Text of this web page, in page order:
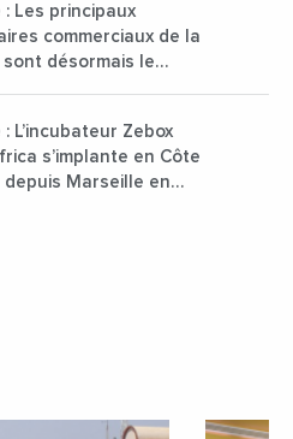
de Karen à
dès janvier 2023
Les principaux
commerciaux de la
sont désormais le
L’incubateur Zebox
s’implante en Côte
depuis Marseille en